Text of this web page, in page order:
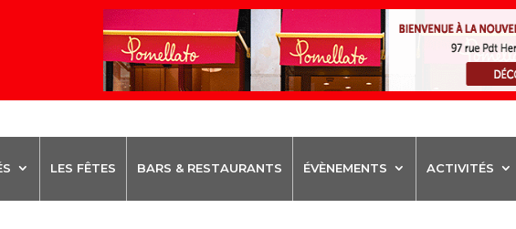
LES FÊTES BARS & RESTAURANTS ÉVÈNEMENTS ACTIVITÉS